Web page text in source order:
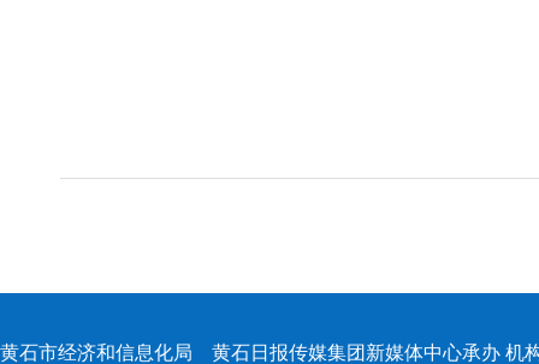
黄石市经济和信息化局 黄石日报传媒集团新媒体中心承办 机